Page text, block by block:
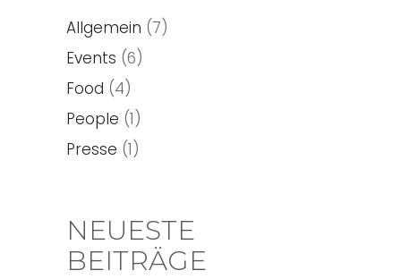
Allgemein (7)
Events (6)
Food (4)
People (1)
Presse (1)
NEUESTE
BEITRÄGE